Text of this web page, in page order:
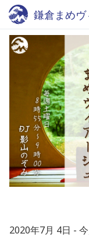
鎌倉まめ
2020年7月 4日